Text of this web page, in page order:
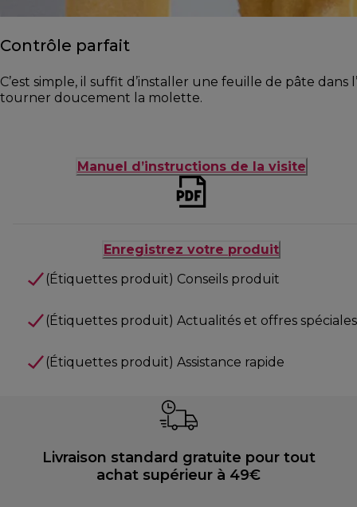
Contrôle parfait
C’est simple, il suffit d’installer une feuille de pâte dans
tourner doucement la molette.
Manuel d’instructions de la visite
Enregistrez votre produit
(Étiquettes produit) Conseils produit
(Étiquettes produit) Actualités et offres spéciales
(Étiquettes produit) Assistance rapide
Livraison standard gratuite pour tout
achat supérieur à 49€